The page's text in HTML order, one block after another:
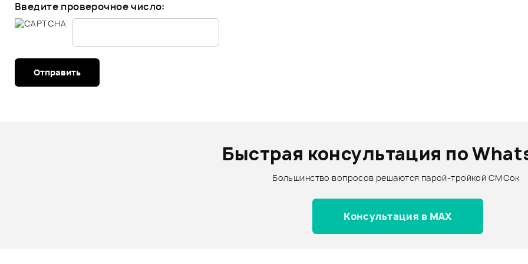
Введите проверочное число:
Отправить
Быстрая консультация по
Большинство вопросов решаются парой-тройкой СМСок
Консультация в MAX